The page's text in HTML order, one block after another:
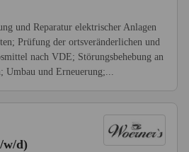
und Reparatur elektrischer Anlagen
Prüfung der ortsveränderlichen und
nach VDE; Störungsbehebung an
Umbau und Erneuerung;...
w/d)